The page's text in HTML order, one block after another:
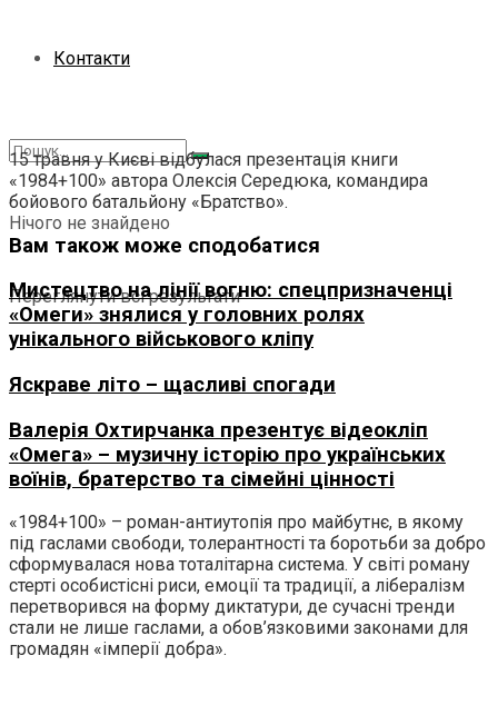
Контакти
Нічого не знайдено
Переглянути всі результати
15 травня у Києві відбулася презентація книги
«1984+100» автора Олексія Середюка, командира
бойового батальйону «Братство».
Вам також може сподобатися
Мистецтво на лінії вогню: спецпризначенці
«Омеги» знялися у головних ролях
унікального військового кліпу
Яскраве літо – щасливі спогади
Валерія Охтирчанка презентує відеокліп
«Омега» – музичну історію про українських
воїнів, братерство та сімейні цінності
«1984+100» – роман-антиутопія про майбутнє, в якому
під гаслами свободи, толерантності та боротьби за добро
сформувалася нова тоталітарна система. У світі роману
стерті особистісні риси, емоції та традиції, а лібералізм
перетворився на форму диктатури, де сучасні тренди
стали не лише гаслами, а обов’язковими законами для
громадян «імперії добра».